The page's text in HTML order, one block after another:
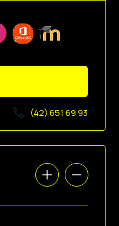
(42) 651 69 93